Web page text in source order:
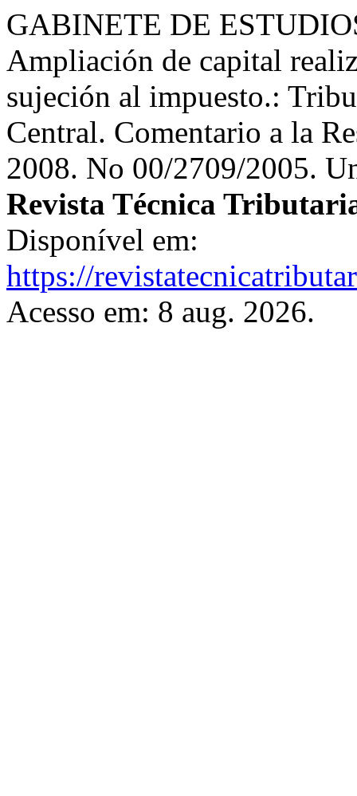
GABINETE DE
Ampliación de capital
sujeción al impuesto.:
Central. Comentario a la
2008. No 00/2709/2005.
Revista Técnica
Disponível em:
https://
Acesso em: 8 aug. 2026.